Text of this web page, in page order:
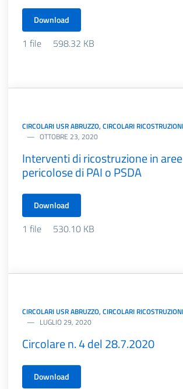
Download
1 file 598.32 KB
CIRCOLARI USR ABRUZZO, CIRCOLARI
OTTOBRE 23, 2020
Interventi di ricostruzione in aree
pericolose di PAI o PSDA
Download
1 file 530.10 KB
CIRCOLARI USR ABRUZZO, CIRCOLARI
LUGLIO 29, 2020
Circolare n. 4 del 28.7.2020
Download